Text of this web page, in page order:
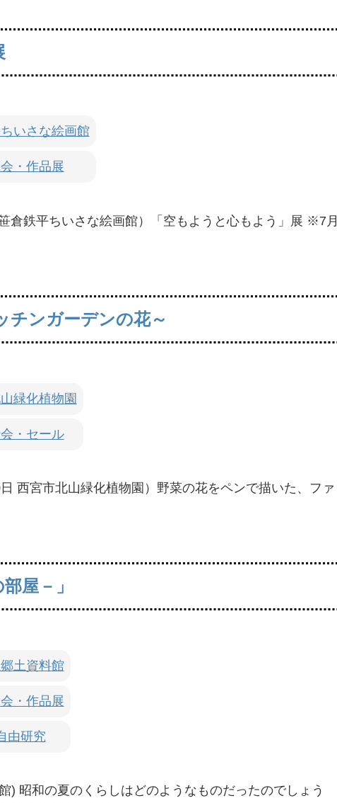
いさな絵画館
・作品展
倉鉄平ちいさな絵画館）「空もようと心もよう」展 ※7月
ンガーデンの花～
緑化植物園
・セール
日 西宮市北山緑化植物園）野菜の花をペンで描いた、ファ
屋－」
土資料館
・作品展
由研究
) 昭和の夏のくらしはどのようなものだったのでしょう